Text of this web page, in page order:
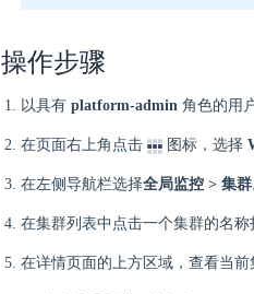
操作步骤
以具有 platform-admin 角色的用
在页面右上角点击 图标，选择
在左侧导航栏选择全局监控 > 集群
在集群列表中点击一个集群的名称
在详情页面的上方区域，查看当前